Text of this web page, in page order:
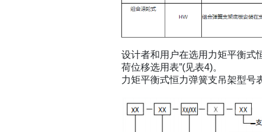
设计者和用户在选用力矩平衡式
荷位移选用表”(见表4)。
力矩平衡式恒力弹簧支吊架型号